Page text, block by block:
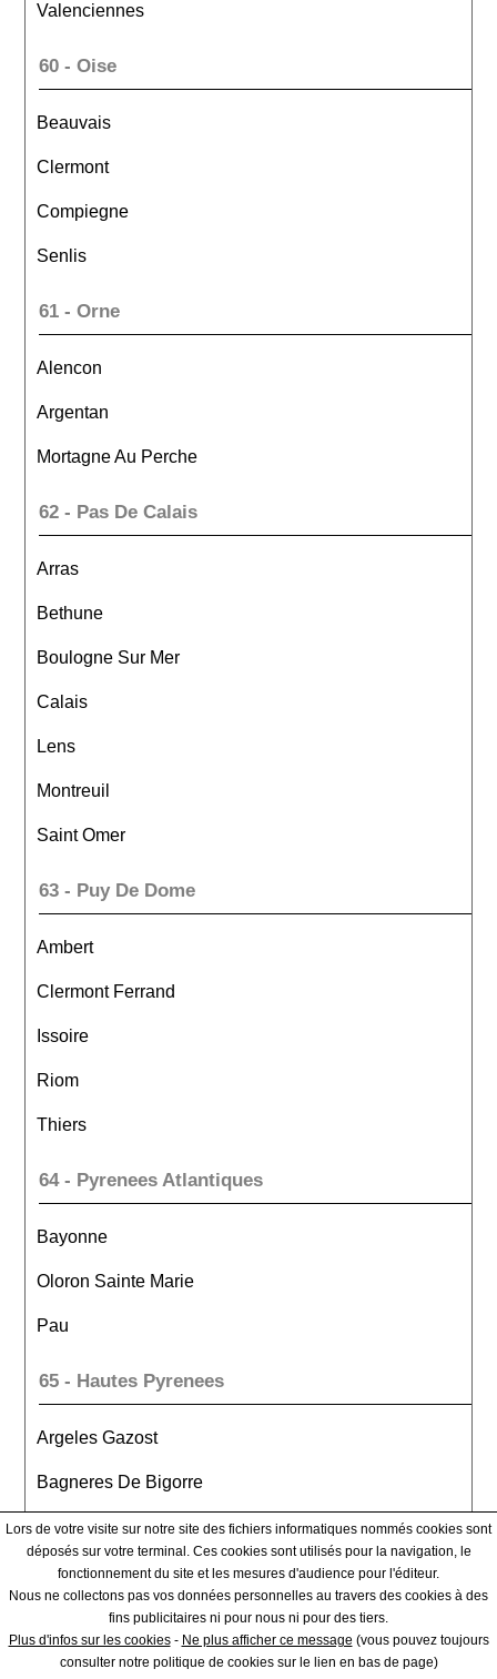
Valenciennes
60 - Oise
Beauvais
Clermont
Compiegne
Senlis
61 - Orne
Alencon
Argentan
Mortagne Au Perche
62 - Pas De Calais
Arras
Bethune
Boulogne Sur Mer
Calais
Lens
Montreuil
Saint Omer
63 - Puy De Dome
Ambert
Clermont Ferrand
Issoire
Riom
Thiers
64 - Pyrenees Atlantiques
Bayonne
Oloron Sainte Marie
Pau
65 - Hautes Pyrenees
Argeles Gazost
Bagneres De Bigorre
Tarbes
66 - Pyrenees Orientales
Ceret
Lors de votre visite sur notre site des fichiers informatiques nommés cookies sont
déposés sur votre terminal. Ces cookies sont utilisés pour la navigation, le
fonctionnement du site et les mesures d'audience pour l'éditeur.
Nous ne collectons pas vos données personnelles au travers des cookies à des
fins publicitaires ni pour nous ni pour des tiers.
Plus d'infos sur les cookies- Ne plus afficher ce message (vous pouvez toujours
consulter notre politique de cookies sur le lien en bas de page)